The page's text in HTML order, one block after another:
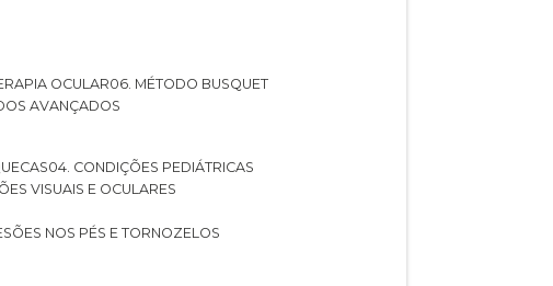
OCULAR
06. MÉTODO BUSQUET
AVANÇADOS
04. CONDIÇÕES PEDIÁTRICAS
VISUAIS E OCULARES
NOS PÉS E TORNOZELOS